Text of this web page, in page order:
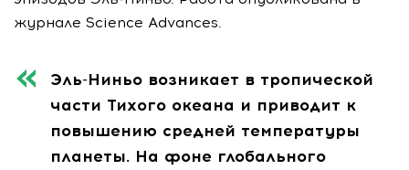
журнале Science Advances.
Эль-Ниньо возникает в тропической
части Тихого океана и приводит к
повышению средней температуры
планеты. На фоне глобального